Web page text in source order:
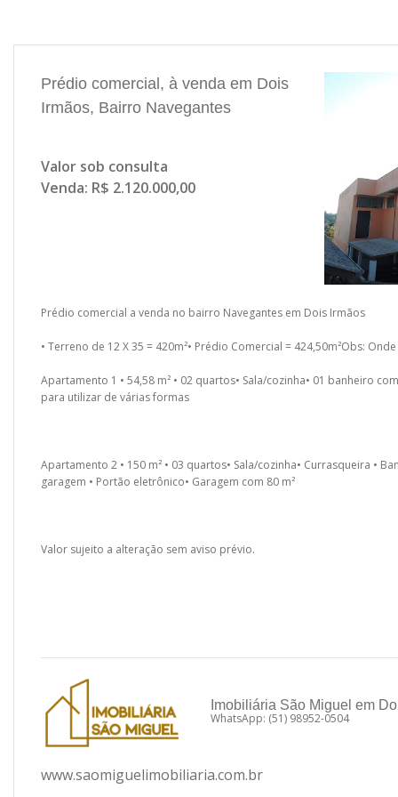
Prédio comercial, à venda em Dois
Irmãos, Bairro Navegantes
Valor sob consulta
Venda: R$ 2.120.000,00
Prédio comercial a venda no bairro Navegantes em Dois Irmãos
• Terreno de 12 X 35 = 420m²• Prédio Comercial = 424,50m²Obs:
Apartamento 1 • 54,58 m² • 02 quartos• Sala/cozinha• 01 banheiro
para utilizar de várias formas
Apartamento 2 • 150 m² • 03 quartos• Sala/cozinha• Currasqueira •
garagem • Portão eletrônico• Garagem com 80 m²
Valor sujeito a alteração sem aviso prévio.
Imobiliária São Miguel em
WhatsApp: (51) 98952-0504
www.saomiguelimobiliaria.com.br